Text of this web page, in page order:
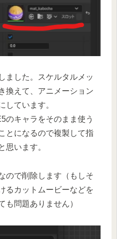
ました。スケルタルメッ
換えて、アニメーション
しています。
のキャラをそのまま使う
とになるので複製して指
思います。
ので削除します（もしそ
るカットムービーなどを
も問題ありません）